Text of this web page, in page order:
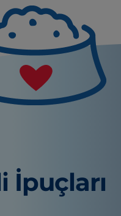
İpuçları